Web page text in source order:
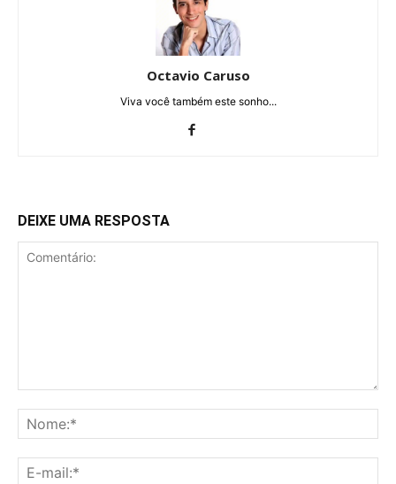
Octavio Caruso
Viva você também este sonho...
DEIXE UMA RESPOSTA